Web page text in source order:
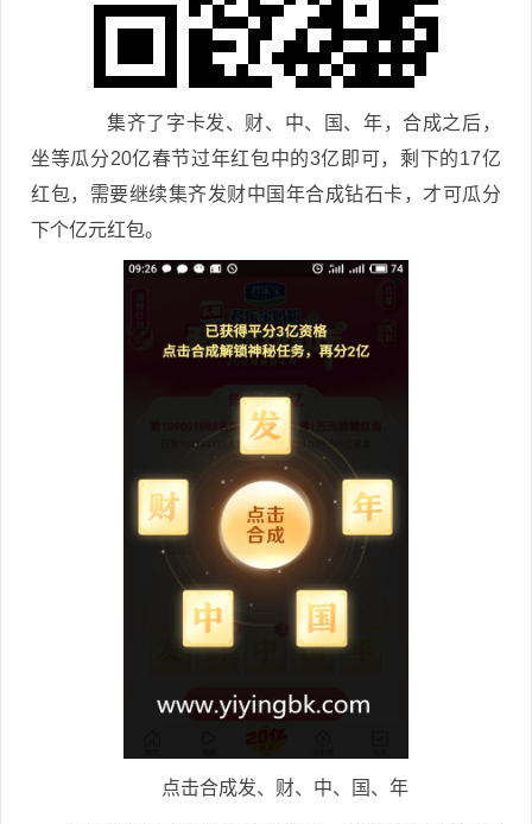
集齐了字卡发、财、中、国、年，合成之后，
坐等瓜分20亿春节过年红包中的3亿即可，剩下的17亿
红包，需要继续集齐发财中国年合成钻石卡，才可瓜分
下个亿元红包。
点击合成发、财、中、国、年